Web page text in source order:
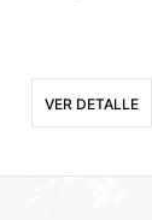
VER DETALLE